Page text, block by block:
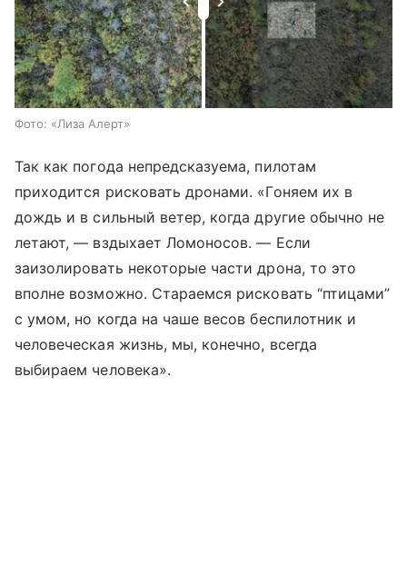
Фото: «Лиза Алерт»
Так как погода непредсказуема, пилотам
приходится рисковать дронами. «Гоняем их в
дождь и в сильный ветер, когда другие обычно не
летают, — вздыхает Ломоносов. — Если
заизолировать некоторые части дрона, то это
вполне возможно. Cтараемся рисковать “птицами”
с умом, но когда на чаше весов беспилотник и
человеческая жизнь, мы, конечно, всегда
выбираем человека».